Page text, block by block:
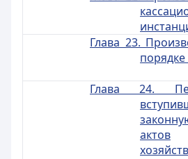
Глава 23.
Глава 24.
актов